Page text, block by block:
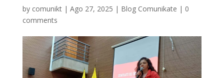
by comunikt| Ago 27, 2025 | Blog Comunikate | 0
comments